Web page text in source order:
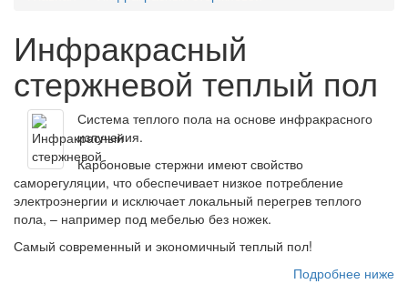
Инфракрасный
стержневой теплый пол
Система теплого пола на основе инфракрасного
излучения.
Карбоновые стержни имеют свойство
саморегуляции, что обеспечивает низкое потребление
электроэнергии и исключает локальный перегрев теплого
пола, – например под мебелью без ножек.
Самый современный и экономичный теплый пол!
Подробнее ниже